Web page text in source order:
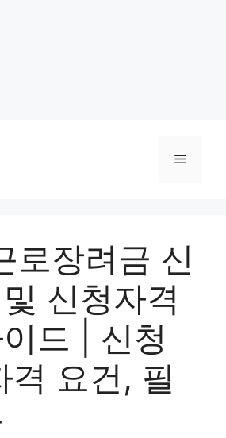
Menu
로장려금 신
신청자격
드 | 신청
격 요건, 필